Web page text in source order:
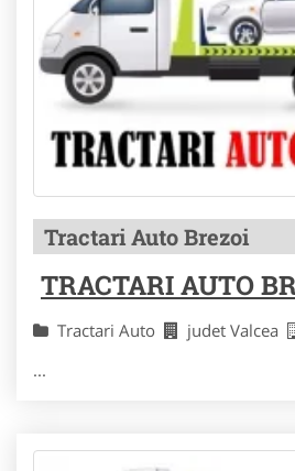
Tractari Auto Brezoi
TRACTARI AUTO
Tractari Auto judet Valcea
...